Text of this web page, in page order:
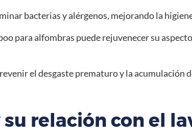
bacterias y alérgenos, mejorando la
para alfombras puede rejuvenecer su
el desgaste prematuro y la acumulación
relación con el